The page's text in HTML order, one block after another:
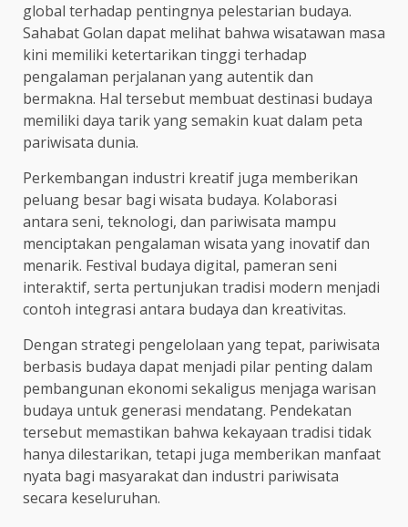
global terhadap pentingnya pelestarian budaya.
Sahabat Golan dapat melihat bahwa wisatawan masa
kini memiliki ketertarikan tinggi terhadap
pengalaman perjalanan yang autentik dan
bermakna. Hal tersebut membuat destinasi budaya
memiliki daya tarik yang semakin kuat dalam peta
pariwisata dunia.
Perkembangan industri kreatif juga memberikan
peluang besar bagi wisata budaya. Kolaborasi
antara seni, teknologi, dan pariwisata mampu
menciptakan pengalaman wisata yang inovatif dan
menarik. Festival budaya digital, pameran seni
interaktif, serta pertunjukan tradisi modern menjadi
contoh integrasi antara budaya dan kreativitas.
Dengan strategi pengelolaan yang tepat, pariwisata
berbasis budaya dapat menjadi pilar penting dalam
pembangunan ekonomi sekaligus menjaga warisan
budaya untuk generasi mendatang. Pendekatan
tersebut memastikan bahwa kekayaan tradisi tidak
hanya dilestarikan, tetapi juga memberikan manfaat
nyata bagi masyarakat dan industri pariwisata
secara keseluruhan.